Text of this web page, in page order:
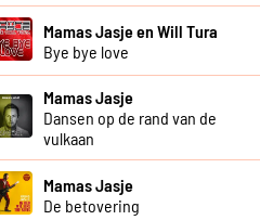
Mamas Jasje en Will Tura
Bye bye love
Mamas Jasje
Dansen op de rand van de
vulkaan
Mamas Jasje
De betovering